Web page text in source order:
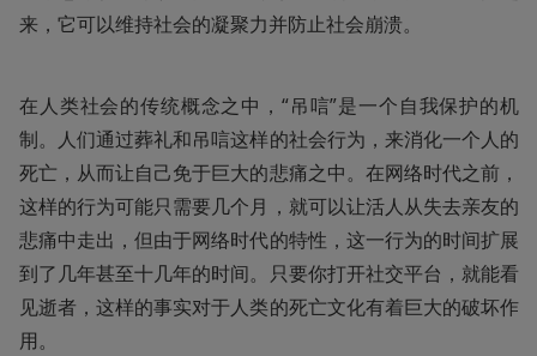
来，它可以维持社会的凝聚力并防止社会崩溃。
在人类社会的传统概念之中，“吊唁”是一个自我保护的机
制。人们通过葬礼和吊唁这样的社会行为，来消化一个人的
死亡，从而让自己免于巨大的悲痛之中。在网络时代之前，
这样的行为可能只需要几个月，就可以让活人从失去亲友的
悲痛中走出，但由于网络时代的特性，这一行为的时间扩展
到了几年甚至十几年的时间。只要你打开社交平台，就能看
见逝者，这样的事实对于人类的死亡文化有着巨大的破坏作
用。